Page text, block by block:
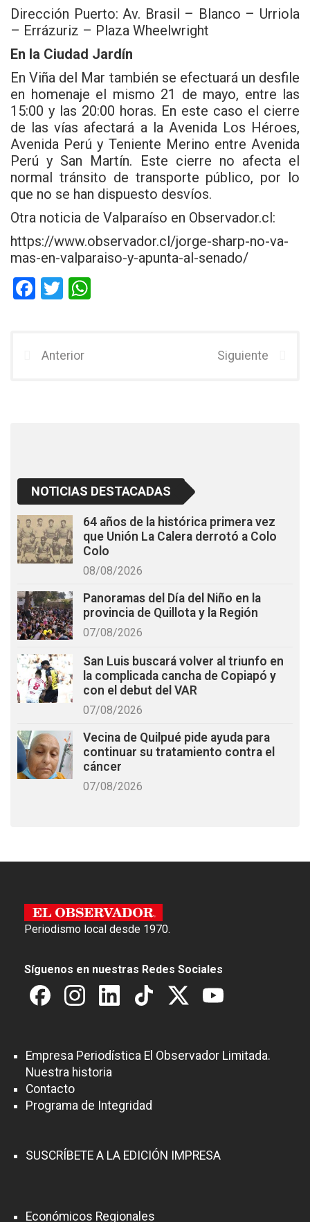
Dirección Puerto: Av. Brasil – Blanco – Urriola
– Errázuriz – Plaza Wheelwright
En la Ciudad Jardín
En Viña del Mar también se efectuará un desfile
en homenaje el mismo 21 de mayo, entre las
15:00 y las 20:00 horas. En este caso el cierre
de las vías afectará a la Avenida Los Héroes,
Avenida Perú y Teniente Merino entre Avenida
Perú y San Martín. Este cierre no afecta el
normal tránsito de transporte público, por lo
que no se han dispuesto desvíos.
Otra noticia de Valparaíso en Observador.cl:
https://www.observador.cl/jorge-sharp-no-va-
mas-en-valparaiso-y-apunta-al-senado/
F
b
T
er
Anterior Siguiente
NOTICIAS DESTACADAS
64 años de la histórica primera vez
que Unión La Calera derrotó a Colo
Colo
08/08/2026
Panoramas del Día del Niño en la
provincia de Quillota y la Región
07/08/2026
San Luis buscará volver al triunfo en
la complicada cancha de Copiapó y
con el debut del VAR
07/08/2026
Vecina de Quilpué pide ayuda para
continuar su tratamiento contra el
cáncer
07/08/2026
Periodismo local desde 1970.
Síguenos en nuestras Redes Sociales
Empresa Periodística El Observador Limitada.
Nuestra historia
Contacto
Programa de Integridad
SUSCRÍBETE A LA EDICIÓN IMPRESA
Económicos Regionales